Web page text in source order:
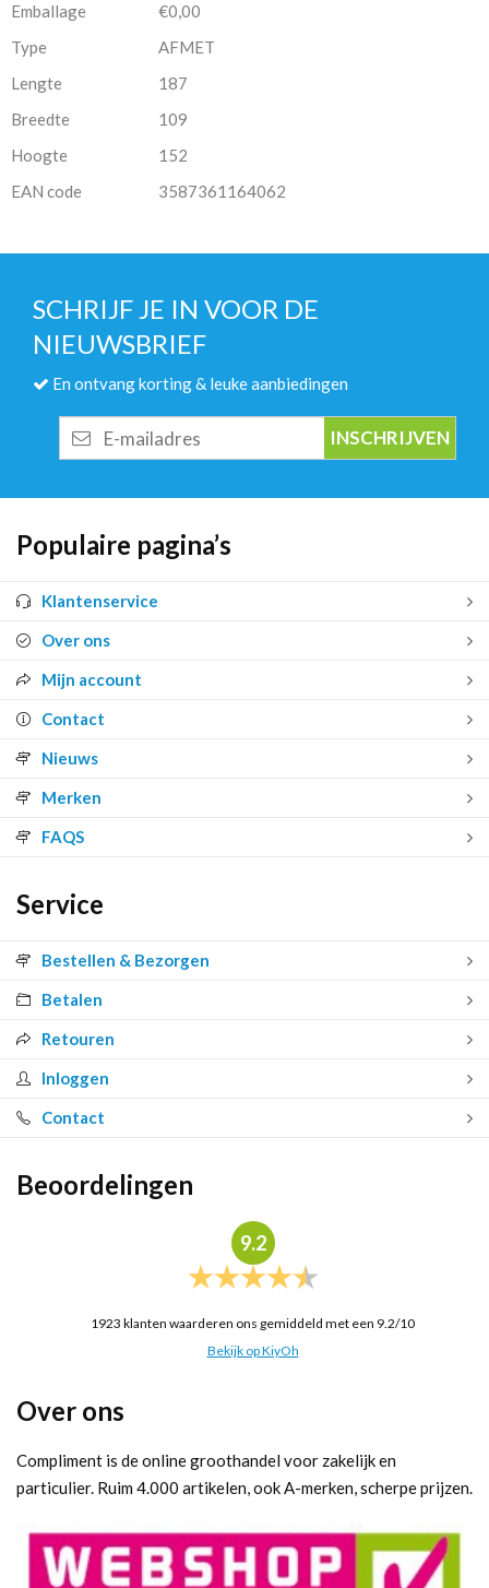
Emballage
€0,00
Type
AFMET
Lengte
187
Breedte
109
Hoogte
152
EAN code
3587361164062
SCHRIJF JE IN VOOR DE
NIEUWSBRIEF
En ontvang korting & leuke aanbiedingen
mailadres
Populaire pagina’s
Klantenservice
Over ons
Mijn account
Contact
Nieuws
Merken
FAQS
Service
Bestellen & Bezorgen
Betalen
Retouren
Inloggen
Contact
Beoordelingen
9.2
1923 klanten waarderen ons gemiddeld met een 9.2/10
Bekijk op KiyOh
Over ons
Compliment is de online groothandel voor zakelijk en
particulier. Ruim 4.000 artikelen, ook A-merken, scherpe prijzen.